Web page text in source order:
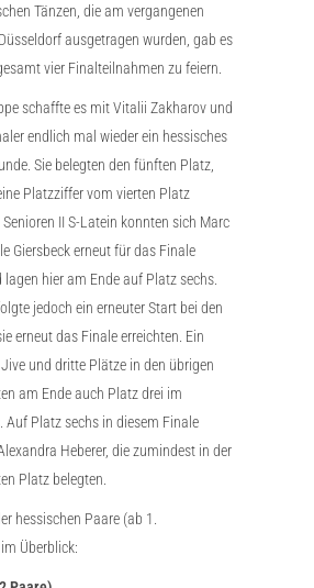
Tänzen, die am vergangenen
ausgetragen wurden, gab es
vier Finalteilnahmen zu feiern.
schaffte es mit Vitalii Zakharov und
endlich mal wieder ein hessisches
Sie belegten den fünften Platz,
Platzziffer vom vierten Platz
II S-Latein konnten sich Marc
Giersbeck erneut für das Finale
hier am Ende auf Platz sechs.
jedoch ein erneuter Start bei den
erneut das Finale erreichten. Ein
und dritte Plätze in den übrigen
am Ende auch Platz drei im
Auf Platz sechs in diesem Finale
Heberer, die zumindest in der
Platz belegten.
hessischen Paare (ab 1.
Überblick: